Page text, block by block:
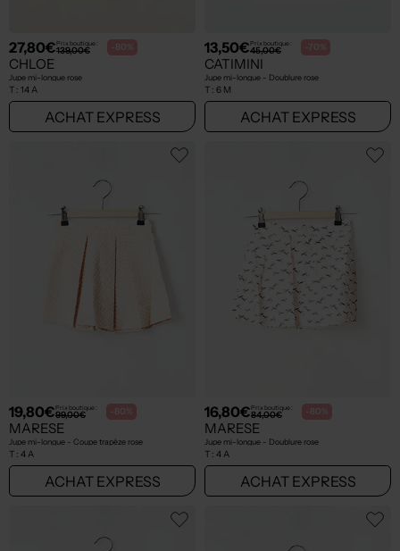
27,80€Prix boutique :
139,00€ -80%
CHLOE
Jupe mi-longue rose
T : 14 A
ACHAT EXPRESS
13,50€Prix boutique :
45,00€ -70%
CATIMINI
Jupe mi-longue - Doublure rose
T : 6 M
ACHAT EXPRESS
19,80€Prix boutique :
99,00€ -80%
MARESE
Jupe mi-longue - Coupe trapèze rose
T : 4 A
ACHAT EXPRESS
16,80€Prix boutique :
84,00€ -80%
MARESE
Jupe mi-longue - Doublure rose
T : 4 A
ACHAT EXPRESS